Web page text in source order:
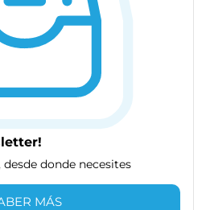
desde donde necesites
MÁS